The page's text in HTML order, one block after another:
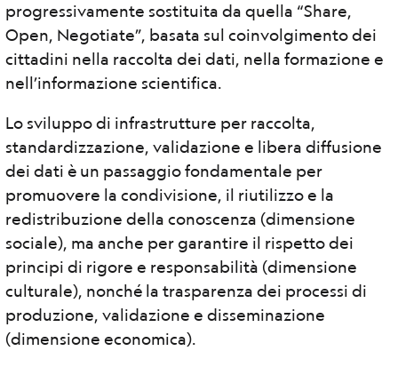
progressivamente sostituita da quella “Share,
Open, Negotiate”, basata sul coinvolgimento dei
cittadini nella raccolta dei dati, nella formazione e
nell’informazione scientifica.
Lo sviluppo di infrastrutture per raccolta,
standardizzazione, validazione e libera diffusione
dei dati è un passaggio fondamentale per
promuovere la condivisione, il riutilizzo e la
redistribuzione della conoscenza (dimensione
sociale), ma anche per garantire il rispetto dei
principi di rigore e responsabilità (dimensione
culturale), nonché la trasparenza dei processi di
produzione, validazione e disseminazione
(dimensione economica).